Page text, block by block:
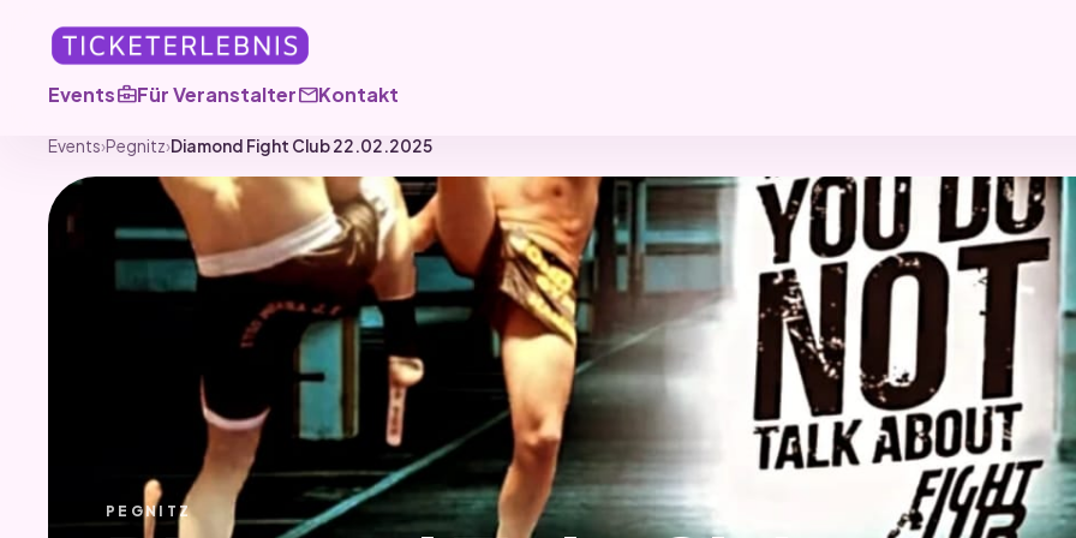
Eventsbusiness_centerFür VeranstaltermailKontakt
Events›Pegnitz›Diamond Fight Club 22.02.2025
PEGNITZ